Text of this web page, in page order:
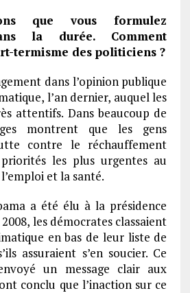
que vous formulez
la durée. Comment
termisme des politiciens ?
dans l’opinion publique
l’an dernier, auquel les
attentifs. Dans beaucoup de
montrent que les gens
contre le réchauffement
les plus urgentes au
et la santé.
a été élu à la présidence
les démocrates classaient
en bas de leur liste de
assuraient s’en soucier. Ce
un message clair aux
conclu que l’inaction sur ce